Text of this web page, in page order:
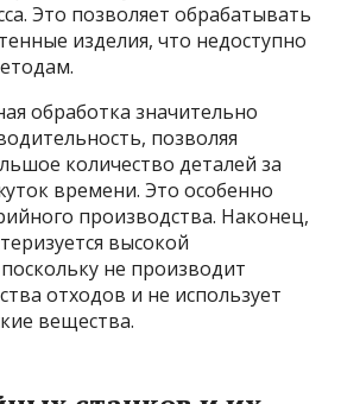
Это позволяет обрабатывать
изделия, что недоступно
обработка значительно
позволяя
количество деталей за
времени. Это особенно
производства. Наконец,
высокой
не производит
отходов и не использует
вещества.